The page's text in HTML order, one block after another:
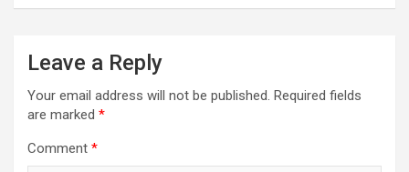
Leave a Reply
Your email address will not be published. Required fields
are marked *
Comment *